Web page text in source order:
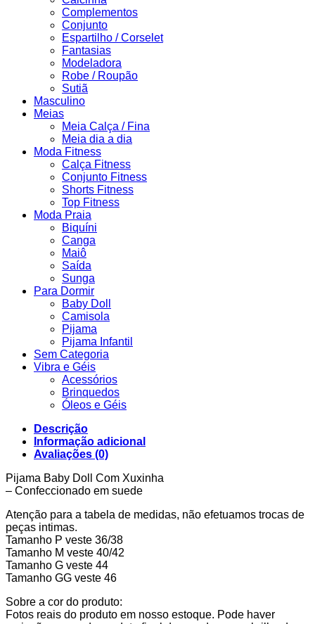
Complementos
Conjunto
Espartilho / Corselet
Fantasias
Modeladora
Robe / Roupão
Sutiã
Masculino
Meias
Meia Calça / Fina
Meia dia a dia
Moda Fitness
Calça Fitness
Conjunto Fitness
Shorts Fitness
Top Fitness
Moda Praia
Biquíni
Canga
Maiô
Saída
Sunga
Para Dormir
Baby Doll
Camisola
Pijama
Pijama Infantil
Sem Categoria
Vibra e Géis
Acessórios
Brinquedos
Óleos e Géis
Descrição
Informação adicional
Avaliações (0)
Pijama Baby Doll Com Xuxinha
– Confeccionado em suede
Atenção para a tabela de medidas, não efetuamos trocas de
peças intimas.
Tamanho P veste 36/38
Tamanho M veste 40/42
Tamanho G veste 44
Tamanho GG veste 46
Sobre a cor do produto:
Fotos reais do produto em nosso estoque. Pode haver